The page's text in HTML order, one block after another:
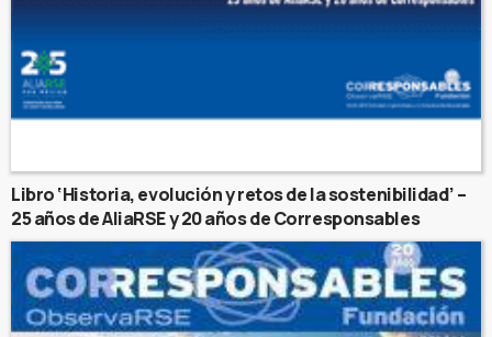
Libro ‘Historia, evolución y retos de la sostenibilidad’ –
25 años de AliaRSE y 20 años de Corresponsables